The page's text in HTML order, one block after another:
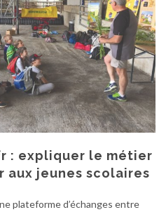
: expliquer le métier
aux jeunes scolaires
plateforme d’échanges entre